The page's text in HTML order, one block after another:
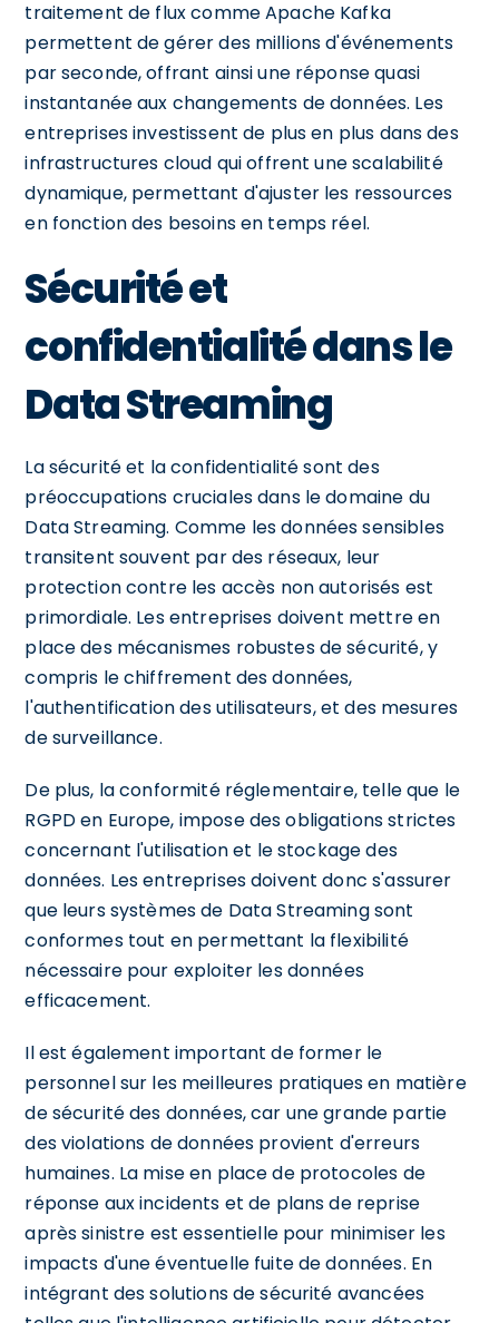
traitement de flux comme Apache Kafka
permettent de gérer des millions d'événements
par seconde, offrant ainsi une réponse quasi
instantanée aux changements de données. Les
entreprises investissent de plus en plus dans des
infrastructures cloud qui offrent une scalabilité
dynamique, permettant d'ajuster les ressources
en fonction des besoins en temps réel.
Sécurité et
confidentialité dans le
Data Streaming
La sécurité et la confidentialité sont des
préoccupations cruciales dans le domaine du
Data Streaming. Comme les données sensibles
transitent souvent par des réseaux, leur
protection contre les accès non autorisés est
primordiale. Les entreprises doivent mettre en
place des mécanismes robustes de sécurité, y
compris le chiffrement des données,
l'authentification des utilisateurs, et des mesures
de surveillance.
De plus, la conformité réglementaire, telle que le
RGPD en Europe, impose des obligations strictes
concernant l'utilisation et le stockage des
données. Les entreprises doivent donc s'assurer
que leurs systèmes de Data Streaming sont
conformes tout en permettant la flexibilité
nécessaire pour exploiter les données
efficacement.
Il est également important de former le
personnel sur les meilleures pratiques en matière
de sécurité des données, car une grande partie
des violations de données provient d'erreurs
humaines. La mise en place de protocoles de
réponse aux incidents et de plans de reprise
après sinistre est essentielle pour minimiser les
impacts d'une éventuelle fuite de données. En
intégrant des solutions de sécurité avancées